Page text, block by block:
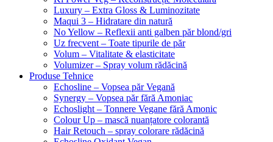
Luxury – Extra Gloss & Luminozitate
Maqui 3 – Hidratare din natură
No Yellow – Reflexii anti galben păr blond/gri
Uz frecvent – Toate tipurile de păr
Volum – Vitalitate & elasticitate
Volumizer – Spray volum rădăcină
Produse Tehnice
Echosline – Vopsea păr Vegană
Synergy – Vopsea păr fără Amoniac
Echoslight – Tonnere Vegane fără Amonic
Colour Up – mască nuanțatore colorantă
Hair Retouch – spray colorare rădăcină